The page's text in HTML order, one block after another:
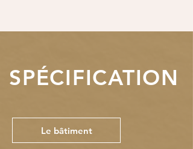
SPÉCIFICATION
Le bâtiment